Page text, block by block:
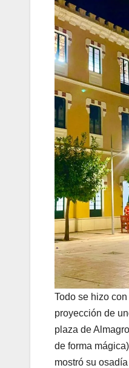
Todo se hizo
proyección de
plaza de
de forma
mostró su